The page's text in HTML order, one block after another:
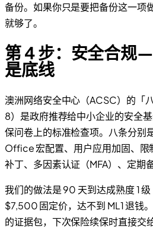
备份。如果你只是要把备份这一项
就够了。
第 4 步：安全合
是底线
澳洲网络安全中心（ACSC）的「
8）是政府推荐给中小企业的安全
保问卷上的标准检查项。八条分别
Office 宏配置、用户应用加固、限
补丁、多因素认证（MFA）、定期备
我们的做法是 90 天到达成熟度 1 级
$7,500 固定价，达不到 ML1 退钱
的证据包，下次保险续保时直接交